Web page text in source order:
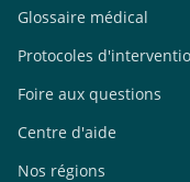
Glossaire médical
Protocoles
Foire aux questions
Centre d'aide
Nos régions